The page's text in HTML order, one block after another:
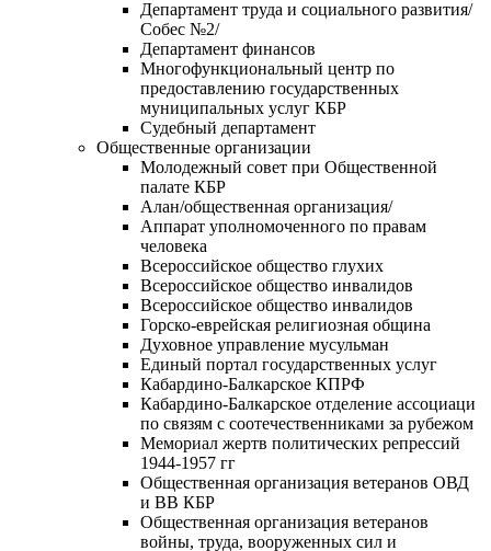
Департамент труда и социального развития/
Собес №2/
Департамент финансов
Многофункциональный центр по
предоставлению государственных
муниципальных услуг КБР
Судебный департамент
Общественные организации
Молодежный совет при Общественной
палате КБР
Алан/общественная организация/
Аппарат уполномоченного по правам
человека
Всероссийское общество глухих
Всероссийское общество инвалидов
Всероссийское общество инвалидов
Горско-еврейская религиозная община
Духовное управление мусульман
Единый портал государственных услуг
Кабардино-Балкарское КПРФ
Кабардино-Балкарское отделение ассоциаци
по связям с соотечественниками за рубежом
Мемориал жертв политических репрессий
1944-1957 гг
Общественная организация ветеранов ОВД
и ВВ КБР
Общественная организация ветеранов
войны, труда, вооруженных сил и